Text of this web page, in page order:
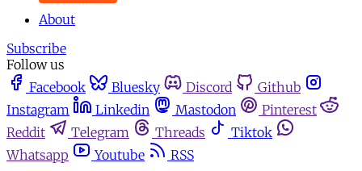
About
Subscribe
Follow us
Facebook
Bluesky Discord
Github
Instagram
Linkedin Mastodon
Pinterest
Reddit
Telegram Threads
Tiktok
Whatsapp
Youtube RSS